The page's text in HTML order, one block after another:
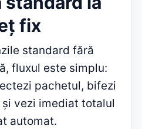
fix
standard fără
fluxul este simplu:
pachetul, bifezi
vezi imediat totalul
automat.